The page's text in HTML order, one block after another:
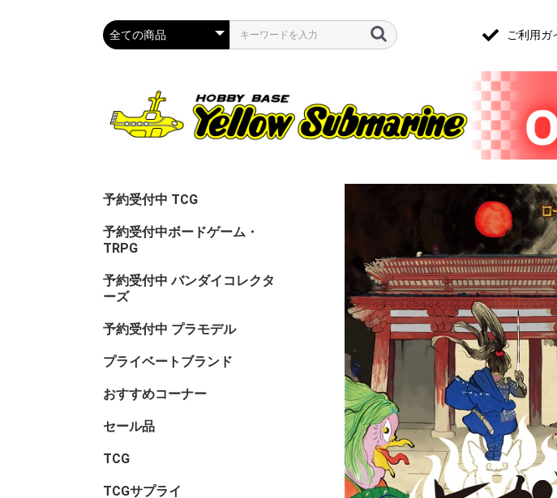
ご利用ガ
予約受付中 TCG
予約受付中ボードゲーム・
TRPG
予約受付中 バンダイコレクタ
ーズ
予約受付中 プラモデル
プライベートブランド
CAC（カード・アクセ
サリ・コレクション）
ASG（アナログ・ゲー
ム・セレクション）
PPC(関節技)
PPC(飾)
PPC(塗)
おすすめコーナー
セール品 TCGセール
ボードゲームセール
TRPGセール
トイ・フィギュアセー
TCG
アニマルカードゲーム
ヴァイスシュヴァルツ
ヴァイスシュヴァルツ
ヴァイスシュヴァルツ
ウィクロスTCG
ウルトラマン カードゲ
OSICA(オシカ)
カードファイト!! ヴァン
ガンダム カードゲーム
軌跡TRADING CARD
Xross Stars
五等分の花嫁カードゲ
シャドウバースエボル
ディヴァインクロス
ディズニー・ロルカ
ナ・ＴＣＧ
デジモンカードゲーム
バトルスピリッツ
ビルディバイド
プロ野球カードゲーム
DREAM ORDER
ポケモンカードゲーム
hololive OFFICIAL
CARD GAME
マジック:ザ・ギャザリ
日本語版
英語版
MTG書籍
UNION ARENA
リセ オーバーチュア
Reバース for you
ONE PIECEカードゲー
その他TCG
TCGサプライ その他TCGアクセサリ TOYGER製品
カードホルダ
ブランクカード
ライフストーン
スリーブ(スタンダード
無地(スタンダ
スリーブ(オー
スリーブ(ミニサイズ) 無地(ミニサイ
ミニスリーブ(
スリーブ(特殊サイズ)
キャラクター アクセサ
スリーブ(スタ
スリーブ(ミニ
スリーブ(オー
デッキケース
ストレージ(カ
プレイマット
バインダー等
ビックリマン用アクセ
バインダー・リフィル
バインダーリ
リフィル
プレイマット(2) プレイマット
デッキケース類
ストレージボ
デッキケース
CACラインナップ
カードローダー サイドローダー